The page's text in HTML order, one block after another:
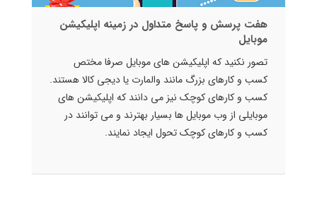
هفت پرسش و پاسخ متداول در زمینه اپلیکیشن
موبایل
تصور نکنید که اپلیکیشن های موبایل صرفا مختص
کسب و کارهای بزرگ مانند والمارت یا دیجی کالا هستند.
کسب و کارهای کوچک نیز می دانند که اپلیکیشن های
موبایلی از وب موبایل ها بسیار بهترند و می توانند در
کسب و کارهای کوچک تحول ایجاد نمایند.